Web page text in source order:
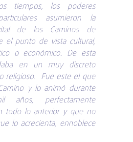
tiempos, los poderes
asumieron la
de los Caminos de
el punto de vista cultural,
o económico. De esta
en un muy discreto
religioso. Fue este el que
y lo animó durante
perfectamente
todo lo anterior y que no
lo acrecienta, ennoblece